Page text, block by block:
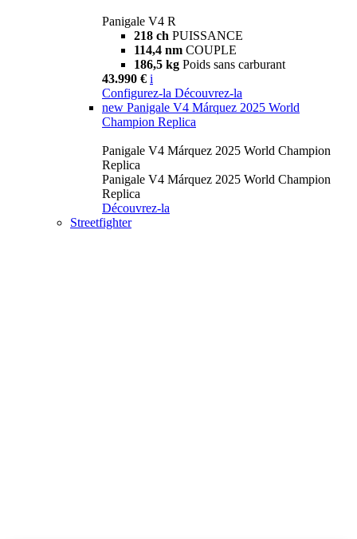
Panigale V4 R
218 ch PUISSANCE
114,4 nm COUPLE
186,5 kg Poids sans carburant
43.990 € i
Configurez-la Découvrez-la
new Panigale V4 Márquez 2025 World
Champion Replica
Panigale V4 Márquez 2025 World Champion
Replica
Panigale V4 Márquez 2025 World Champion
Replica
Découvrez-la
Streetfighter